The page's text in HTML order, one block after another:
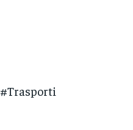
#Trasporti